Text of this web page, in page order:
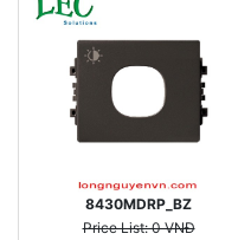
8430MDRP_BZ
Price List: 0 VNĐ